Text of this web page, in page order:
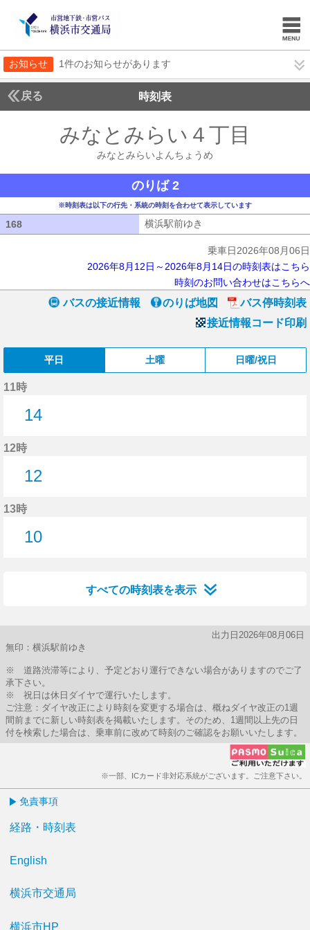
お知らせ 1件のお知らせがあります
戻る 時刻表
みなとみらい４丁目
みなとみらいよんちょうめ
のりば 2
※時刻表は以下の行先・系統の時刻を合わせて表示しています
168 横浜駅前ゆき
乗車日2026年08月06日
2026年8月12日～2026年8月14日の時刻表はこちら
時刻のお問い合わせはこちらへ
バスの接近情報 のりば地図
バス停時刻表
接近情報コード印刷
平日 土曜 日曜/祝日
11時
14
12時
12
13時
10
すべての時刻表を表示
出力日2026年08月06日
無印：横浜駅前ゆき
※ 道路渋滞等により、予定どおり運行できない場合がありますのでご了
承下さい。
※ 祝日は休日ダイヤで運行いたします。
ご注意：ダイヤ改正により時刻を変更する場合は、概ねダイヤ改正の1週
間前までに新しい時刻表を掲載いたします。そのため、1週間以上先の日
付を検索した場合は、乗車前に改めて時刻のご確認をお願いいたします。
※一部、ICカード非対応系統がございます。ご注意下さい。
免責事項
経路・時刻表
English
横浜市交通局
横浜市HP